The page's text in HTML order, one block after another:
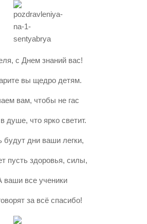
с Днем знаний вас!
вы щедро детям.
вам, чтобы не гас
душе, что ярко светит.
будут дни ваши легки,
пусть здоровья, силы,
ваши все ученики
за всё спасибо!